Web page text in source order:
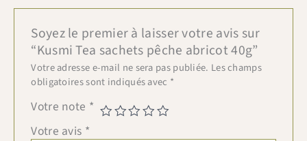
Soyez le premier à laisser votre avis sur
“Kusmi Tea sachets pêche abricot 40g”
Votre adresse e-mail ne sera pas publiée. Les champs
obligatoires sont indiqués avec *
Votre note *
Votre avis *